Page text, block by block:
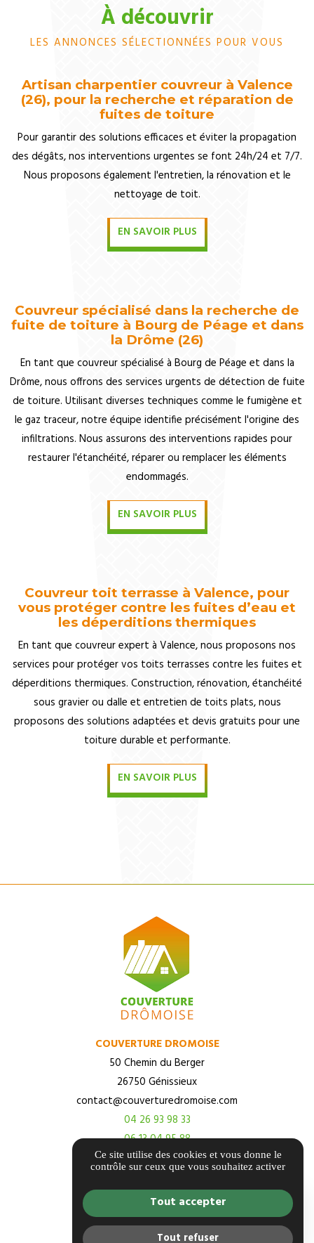
À découvrir
LES ANNONCES SÉLECTIONNÉES POUR VOUS
Artisan charpentier couvreur à Valence
(26), pour la recherche et réparation de
fuites de toiture
Pour garantir des solutions efficaces et éviter la propagation
des dégâts, nos interventions urgentes se font 24h/24 et 7/7.
Nous proposons également l'entretien, la rénovation et le
nettoyage de toit.
EN SAVOIR PLUS
Couvreur spécialisé dans la recherche de
fuite de toiture à Bourg de Péage et dans
la Drôme (26)
En tant que couvreur spécialisé à Bourg de Péage et dans la
Drôme, nous offrons des services urgents de détection de fuite
de toiture. Utilisant diverses techniques comme le fumigène et
le gaz traceur, notre équipe identifie précisément l'origine des
infiltrations. Nous assurons des interventions rapides pour
restaurer l'étanchéité, réparer ou remplacer les éléments
endommagés.
EN SAVOIR PLUS
Couvreur toit terrasse à Valence, pour
vous protéger contre les fuites d’eau et
les déperditions thermiques
En tant que couvreur expert à Valence, nous proposons nos
services pour protéger vos toits terrasses contre les fuites et
déperditions thermiques. Construction, rénovation, étanchéité
sous gravier ou dalle et entretien de toits plats, nous
proposons des solutions adaptées et devis gratuits pour une
toiture durable et performante.
EN SAVOIR PLUS
COUVERTURE DROMOISE
50 Chemin du Berger
26750 Génissieux
contact@couverturedromoise.com
04 26 93 98 33
06 13 04 95 88
Itinéraire
Ce site utilise des cookies et vous donne le
contrôle sur ceux que vous souhaitez activer
Tout accepter
Tout refuser